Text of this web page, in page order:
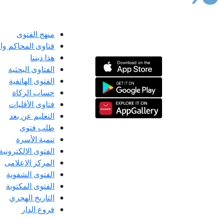
منهج الفتوى
فتاوى المحاكم
هذا ديننا
الفتاوى البحثية
الفتوى الهاتفية
حساب الزكاة
فتاوى الأقليات
التعليم عن بعد
طلب فتوى
تنمية الأسرة
الفتوى الإلكترونية
المركز الإعلامى
الفتوى الشفوية
الفتوى المكتوبة
التاريخ الهجري
فروع الدار